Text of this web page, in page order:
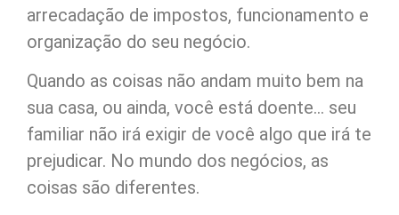
arrecadação de impostos, funcionamento e
organização do seu negócio.
Quando as coisas não andam muito bem na
sua casa, ou ainda, você está doente… seu
familiar não irá exigir de você algo que irá te
prejudicar. No mundo dos negócios, as
coisas são diferentes.